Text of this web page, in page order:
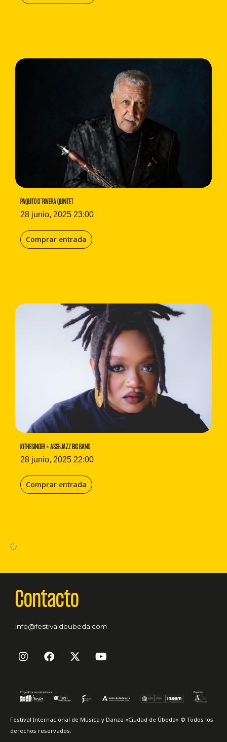
PAQUITO D´RIVERA QUINTET
28 junio, 2025 23:00
Comprar entrada
IOTHESINGER + ASSEJAZZ BIG BAND
28 junio, 2025 22:00
Comprar entrada
Contacto
info@festivaldeubeda.com
I
n
a
g
a
m
F
a
b
k
X
-
e
Y
o
u
b
Festival Internacional de Música y Danza «Ciudad de Úbeda» © Todos los
derechos reservados.